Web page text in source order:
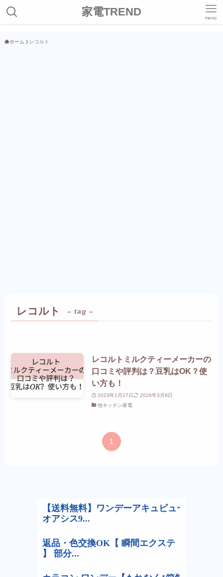
家電TREND menu
ホーム レコルト
レコルト – tag –
レコルトミルクティーメーカーの
口コミや評判は？豆乳はOK？使
い方も！
2023年1月27日
2026年3月8日
他キッチン家電
1